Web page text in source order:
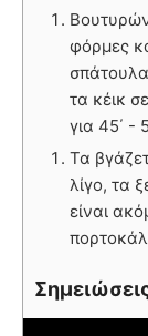
φόρμες
τα κέικ
για 45΄ -
Τα
λίγο, τα
είναι